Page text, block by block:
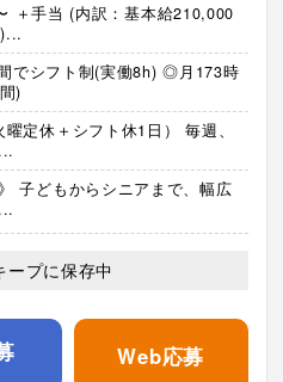
＋手当 (内訳：基本給210,000
でシフト制(実働8h) ◎月173時
)
定休＋シフト休1日） 毎週、
子どもからシニアまで、幅広
ープに保存中
Web応募